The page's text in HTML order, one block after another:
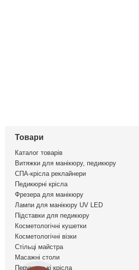
Товари
Каталог товарів
Витяжки для манікюру, педикюру
СПА-крісла реклайнери
Педикюрні крісла
Фрезера для манікюру
Лампи для манікюру UV LED
Підставки для педикюру
Косметологічні кушетки
Косметологічні візки
Стільці майстра
Масажні столи
Перукарські крісла